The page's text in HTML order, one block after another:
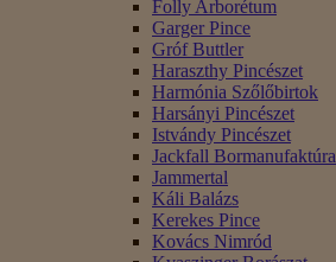
Folly Arborétum
Garger Pince
Gróf Buttler
Haraszthy Pincészet
Harmónia Szőlőbirtok
Harsányi Pincészet
Istvándy Pincészet
Jackfall Bormanufaktúra
Jammertal
Káli Balázs
Kerekes Pince
Kovács Nimród